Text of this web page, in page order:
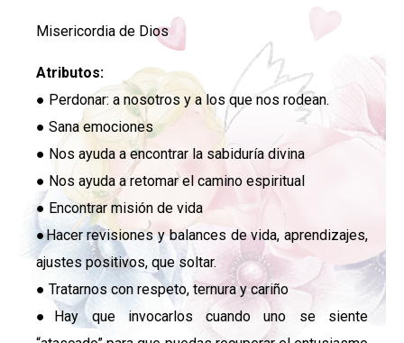
Misericordia de Dios
Atributos:
● Perdonar: a nosotros y a los que nos rodean.
● Sana emociones
● Nos ayuda a encontrar la sabiduría divina
● Nos ayuda a retomar el camino espiritual
● Encontrar misión de vida
●Hacer revisiones y balances de vida, aprendizajes,
ajustes positivos, que soltar.
● Tratarnos con respeto, ternura y cariño
●Hay que invocarlos cuando uno se siente